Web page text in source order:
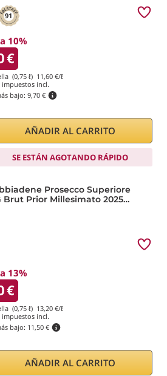
91
10%
€
(0,75 ℓ) 11,60 €/ℓ
impuestos incl.
bajo: 9,70 €
AÑADIR AL CARRITO
SE ESTÁN AGOTANDO RÁPIDO
Prosecco Superiore
Brut Prior Millesimato 2025
13%
€
(0,75 ℓ) 13,20 €/ℓ
impuestos incl.
bajo: 11,50 €
AÑADIR AL CARRITO